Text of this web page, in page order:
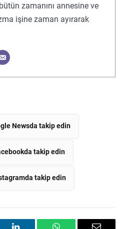
zamanını annesine ve
işine zaman ayırarak
Newsda takip edin
takip edin
takip edin